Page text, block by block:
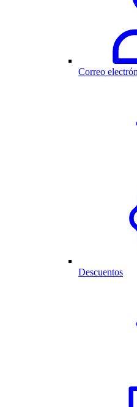
Correo
Descuentos